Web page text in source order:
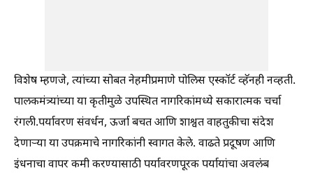
विशेष म्हणजे, त्यांच्या सोबत नेहमीप्रमाणे पोलिस एस्कॉर्ट व्हॅनही नव्हती.
पालकमंत्र्यांच्या या कृतीमुळे उपस्थित नागरिकांमध्ये सकारात्मक चर्चा
रंगली.पर्यावरण संवर्धन, ऊर्जा बचत आणि शाश्वत वाहतुकीचा संदेश
देणाऱ्या या उपक्रमाचे नागरिकांनी स्वागत केले. वाढते प्रदूषण आणि
इंधनाचा वापर कमी करण्यासाठी पर्यावरणपूरक पर्यायांचा अवलंब